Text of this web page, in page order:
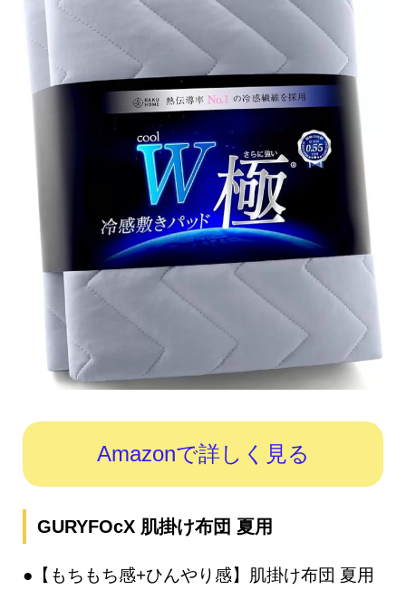
Amazonで詳しく見る
GURYFOcX 肌掛け布団 夏用
●【もちもち感+ひんやり感】肌掛け布団 夏用